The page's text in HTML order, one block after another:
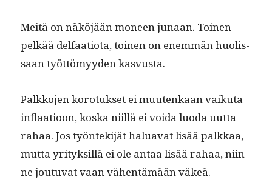
Meitä on näköjään mon­een junaan. Toinen
pelkää delfaa­tio­ta, toinen on enem­män huolis­
saan työt­tömyy­den kasvusta.
Palkko­jen koro­tuk­set ei muutenkaan vaiku­ta
inflaa­tioon, kos­ka niil­lä ei voi­da luo­da uut­ta
rahaa. Jos työn­tek­i­jät halu­a­vat lisää palkkaa,
mut­ta yri­tyk­sil­lä ei ole antaa lisää rahaa, niin
ne joutu­vat vaan vähen­tämään väkeä.